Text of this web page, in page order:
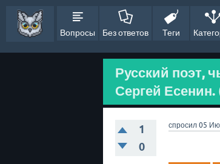
Вопросы Без ответов Теги
Русский поэт,
Сергей Есенин.
1
0
спросил 05